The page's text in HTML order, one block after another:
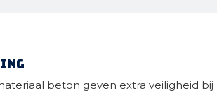
beton geven extra veiligheid